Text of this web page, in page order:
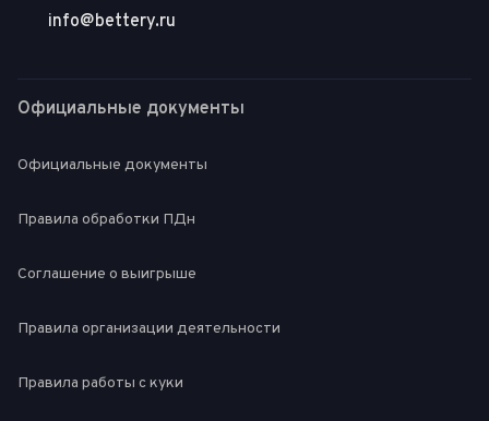
info@bettery.ru
Официальные документы
Официальные документы
Правила обработки ПДн
Соглашение о выигрыше
Правила организации деятельности
Правила работы с куки